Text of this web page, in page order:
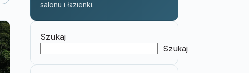
salonu i łazienki.
Szukaj
Szukaj